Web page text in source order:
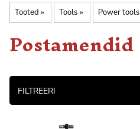
Tooted ‪» Tools ‪» Power tools
Postamendid
FILTREERI